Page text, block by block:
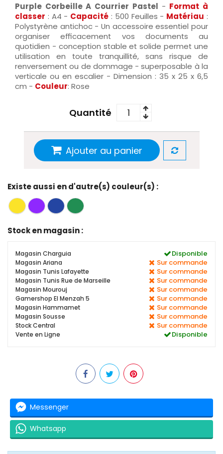
Purple Corbeille A Courrier Pastel - Format à
classer : A4 - Capacité : 500 Feuilles - Matériau :
Polystyrène antichoc - Un accessoire essentiel pour
organiser efficacement vos documents au
quotidien - conception stable et solide permet une
utilisation en toute tranquillité, sans risque de
renversement ou de dommage - superposable à la
verticale ou en escalier - Dimension : 35 x 25 x 6,5
cm - Couleur: Rose
Quantité
Ajouter au panier
Existe aussi en d'autre(s) couleur(s) :
Stock en magasin :
Magasin Charguia Disponible
Magasin Ariana Sur commande
Magasin Tunis Lafayette Sur commande
Magasin Tunis Rue de Marseille Sur commande
Magasin Mourouj Sur commande
Gamershop El Menzah 5 Sur commande
Magasin Hammamet Sur commande
Magasin Sousse Sur commande
Stock Central Sur commande
Vente en Ligne Disponible
Messenger
Whatsapp